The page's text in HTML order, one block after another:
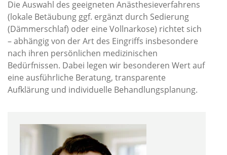
Die Auswahl des geeigneten Anästhesieverfahrens
(lokale Betäubung ggf. ergänzt durch Sedierung
(Dämmerschlaf) oder eine Vollnarkose) richtet sich
– abhängig von der Art des Eingriffs insbesondere
nach ihren persönlichen medizinischen
Bedürfnissen. Dabei legen wir besonderen Wert auf
eine ausführliche Beratung, transparente
Aufklärung und individuelle Behandlungsplanung.